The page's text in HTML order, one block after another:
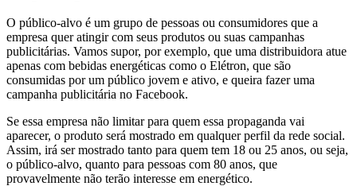
O público-alvo é um grupo de pessoas ou consumidores que a
empresa quer atingir com seus produtos ou suas campanhas
publicitárias. Vamos supor, por exemplo, que uma distribuidora atue
apenas com bebidas energéticas como o Elétron, que são
consumidas por um público jovem e ativo, e queira fazer uma
campanha publicitária no Facebook.
Se essa empresa não limitar para quem essa propaganda vai
aparecer, o produto será mostrado em qualquer perfil da rede social.
Assim, irá ser mostrado tanto para quem tem 18 ou 25 anos, ou seja,
o público-alvo, quanto para pessoas com 80 anos, que
provavelmente não terão interesse em energético.